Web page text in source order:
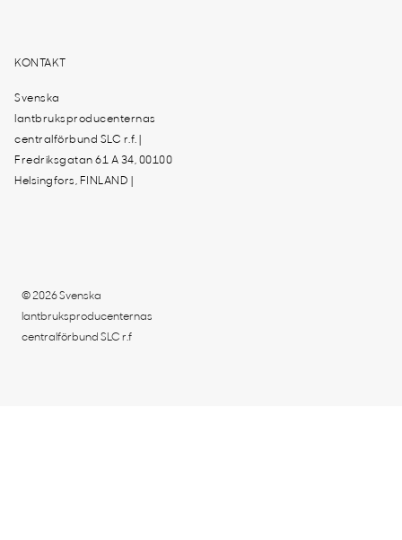
KONTAKT
Svenska
lantbruksproducenternas
centralförbund SLC r.f. |
Fredriksgatan 61 A 34, 00100
Helsingfors, FINLAND |
© 2026 Svenska
lantbruksproducenternas
centralförbund SLC r.f